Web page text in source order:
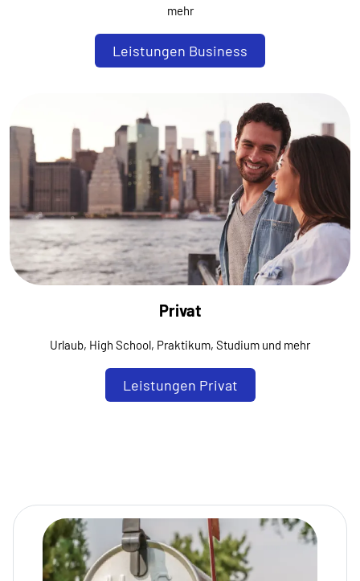
mehr
Leistungen Business
Privat
Urlaub, High School, Praktikum, Studium und mehr
Leistungen Privat